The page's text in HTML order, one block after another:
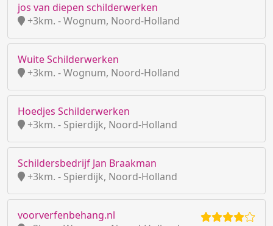
jos van diepen schilderwerken
+3km. - Wognum, Noord-Holland
Wuite Schilderwerken
+3km. - Wognum, Noord-Holland
Hoedjes Schilderwerken
+3km. - Spierdijk, Noord-Holland
Schildersbedrijf Jan Braakman
+3km. - Spierdijk, Noord-Holland
voorverfenbehang.nl